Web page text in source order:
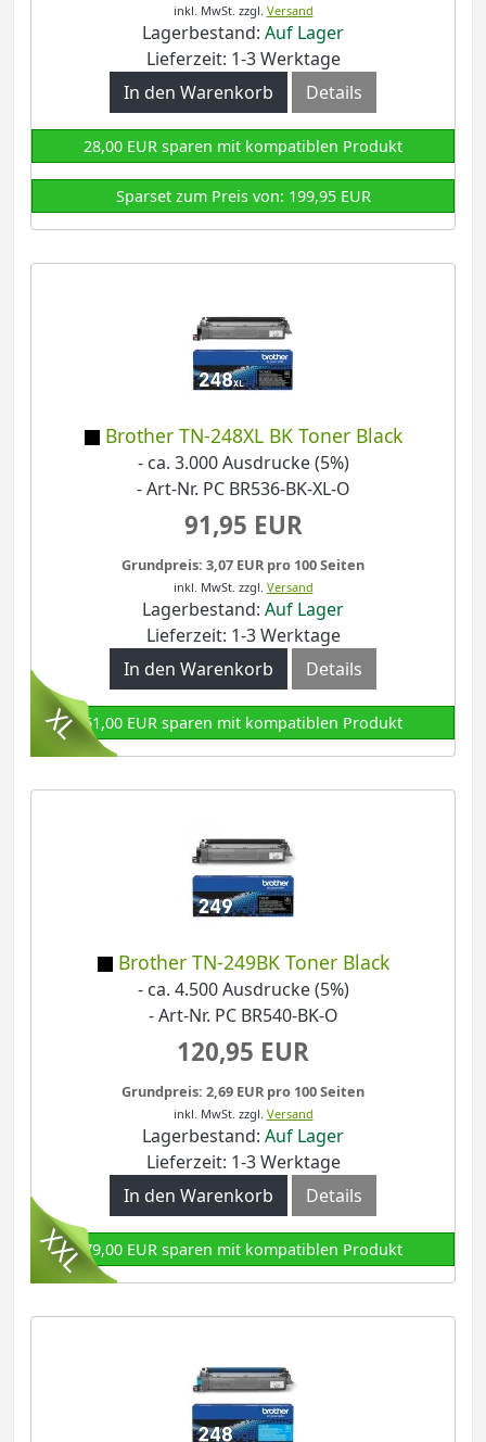
inkl. MwSt. zzgl. Versand
Lagerbestand: Auf Lager
Lieferzeit: 1-3 Werktage
In den Warenkorb
Details
28,00 EUR sparen mit kompatiblen Produkt
Sparset zum Preis von: 199,95 EUR
Brother TN-248XL BK Toner Black
- ca. 3.000 Ausdrucke (5%)
- Art-Nr. PC BR536-BK-XL-O
91,95 EUR
Grundpreis: 3,07 EUR pro 100 Seiten
inkl. MwSt. zzgl. Versand
Lagerbestand: Auf Lager
Lieferzeit: 1-3 Werktage
In den Warenkorb
Details
61,00 EUR sparen mit kompatiblen Produkt
Brother TN-249BK Toner Black
- ca. 4.500 Ausdrucke (5%)
- Art-Nr. PC BR540-BK-O
120,95 EUR
Grundpreis: 2,69 EUR pro 100 Seiten
inkl. MwSt. zzgl. Versand
Lagerbestand: Auf Lager
Lieferzeit: 1-3 Werktage
In den Warenkorb
Details
79,00 EUR sparen mit kompatiblen Produkt